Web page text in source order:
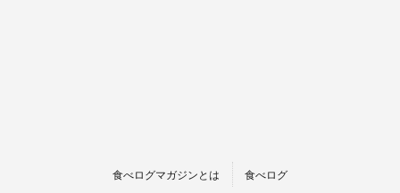
食べログマガジンとは 食べログ